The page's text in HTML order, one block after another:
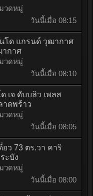
วดหมู่
วันนี้เมื่อ 08:15
โด แกรนด์ วุฒากาศ
ากาศ
วดหมู่
วันนี้เมื่อ 08:10
เจ ดับบลิว เพลส
าดพร้าว
วดหมู่
วันนี้เมื่อ 08:05
ว 73 ตร.วา คาริ
ะบัง
วดหมู่
วันนี้เมื่อ 08:00